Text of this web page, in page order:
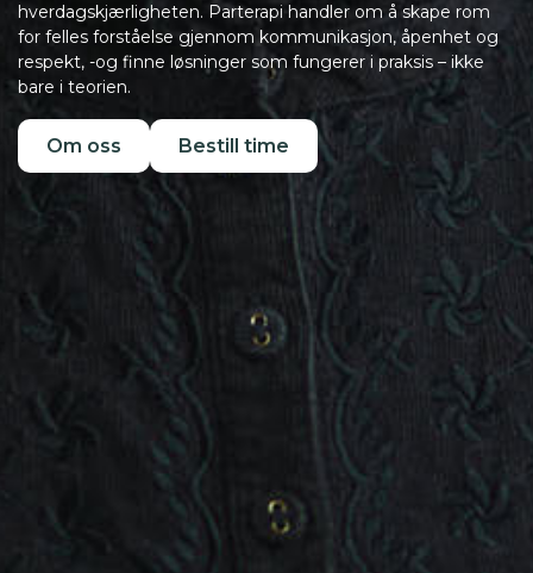
hverdagskjærligheten. Parterapi handler om å skape rom
for felles forståelse gjennom kommunikasjon, åpenhet og
respekt, -og finne løsninger som fungerer i praksis – ikke
bare i teorien.
Om oss Bestill time